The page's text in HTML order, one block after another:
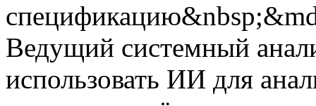
Ведущий системный
использовать ИИ для